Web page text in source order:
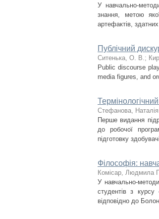
У навчально-
знання, метою
артефактів,
Публічний
Ситенька, О. В.;
Public discourse
media figures, and
Стефанова,
Перше видання
до робочої
підготовку
Філософія:
Комісар, Людмила
У навчально-
студентів з курсу
відповідно до